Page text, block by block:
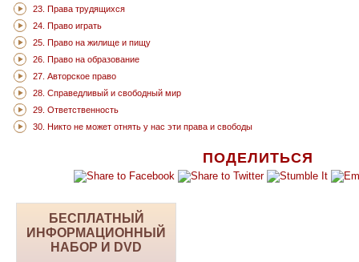
ПОДЕЛИТЬСЯ
БЕСПЛАТНЫЙ
ИНФОРМАЦИОННЫЙ
НАБОР И DVD
23. Права трудящихся
24. Право играть
25. Право на жилище и пищу
26. Право на образование
27. Авторское право
28. Справедливый и свободный мир
29. Ответственность
30. Никто не может отнять у нас эти права и свободы